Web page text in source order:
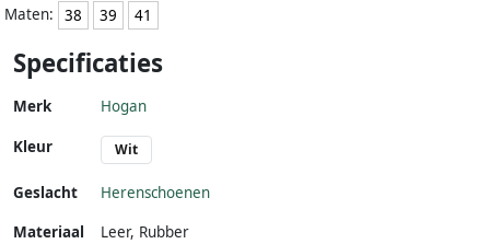
Maten:
38 39 41
Specificaties
Merk Hogan
Kleur Wit
Geslacht
Herenschoenen
Materiaal
Leer, Rubber